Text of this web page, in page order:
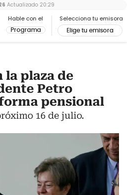
Hable con el
Programa
Selecciona tu emisora
Elige tu emisora
Actualizado 20:29
la plaza de
Petro
pensional
16 de julio.